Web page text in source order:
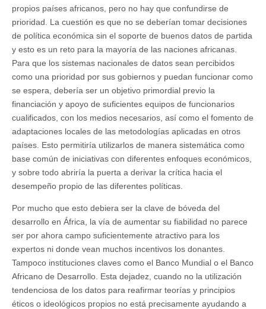
propios países africanos, pero no hay que confundirse de
prioridad. La cuestión es que no se deberían tomar decisiones
de política económica sin el soporte de buenos datos de partida
y esto es un reto para la mayoría de las naciones africanas.
Para que los sistemas nacionales de datos sean percibidos
como una prioridad por sus gobiernos y puedan funcionar como
se espera, debería ser un objetivo primordial previo la
financiación y apoyo de suficientes equipos de funcionarios
cualificados, con los medios necesarios, así como el fomento de
adaptaciones locales de las metodologías aplicadas en otros
países. Esto permitiría utilizarlos de manera sistemática como
base común de iniciativas con diferentes enfoques económicos,
y sobre todo abriría la puerta a derivar la crítica hacia el
desempeño propio de las diferentes políticas.
Por mucho que esto debiera ser la clave de bóveda del
desarrollo en África, la vía de aumentar su fiabilidad no parece
ser por ahora campo suficientemente atractivo para los
expertos ni donde vean muchos incentivos los donantes.
Tampoco instituciones claves como el Banco Mundial o el Banco
Africano de Desarrollo. Esta dejadez, cuando no la utilización
tendenciosa de los datos para reafirmar teorías y principios
éticos o ideológicos propios no está precisamente ayudando a